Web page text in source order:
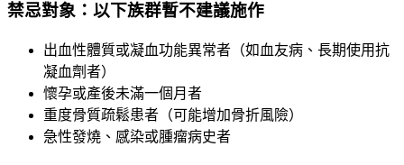
禁忌對象：以下族群暫不建議施作
出血性體質或凝血功能異常者（如血友病、長期使用抗
凝血劑者）
懷孕或產後未滿一個月者
重度骨質疏鬆患者（可能增加骨折風險）
急性發燒、感染或腫瘤病史者